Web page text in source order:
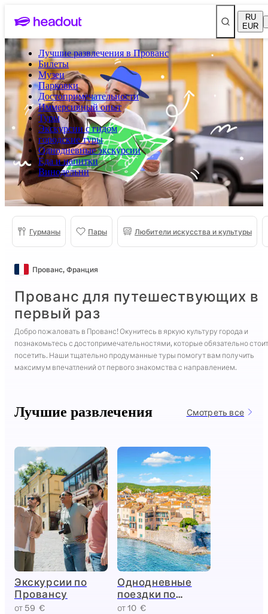
RU
EUR
Лучшие развлечения в Прованс
Билеты
Музеи
Парковки
Достопримечательности
Иммерсивный опыт
Туры
Экскурсии с гидом
городские туры
Однодневные экскурсии
Еда и напитки
Винодельни
Гурманы Пары Любители искусства и культуры
Прованс,Франция
Прованс для путешествующих в
первый раз
Добро пожаловать в Прованс! Окунитесь в яркую культуру города и
познакомьтесь с достопримечательностями, которые обязательно стоит
посетить. Наши тщательно продуманные туры помогут вам получить
максимум впечатлений от первого знакомства с направлением.
Лучшие развлечения Смотреть все
Экскурсии по
Провансу
от 59 €
Однодневные
поездки по
Провансу
от 10 €